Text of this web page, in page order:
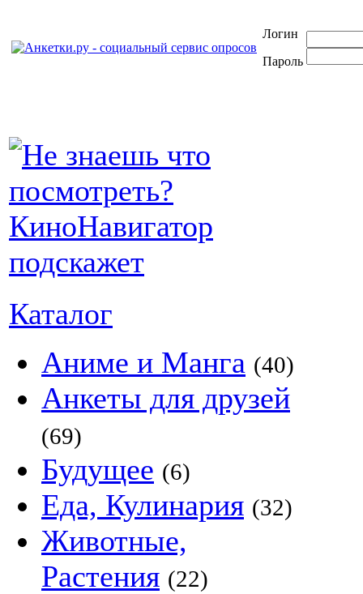
Логин
Пароль
Каталог
Аниме и Манга (40)
Анкеты для друзей
(69)
Будущее (6)
Еда, Кулинария (32)
Животные,
Растения (22)